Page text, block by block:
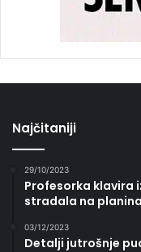
Najčitaniji
29/10/2023
Profesorka klavira
stradala na
03/12/2023
Detalji jutrošnje